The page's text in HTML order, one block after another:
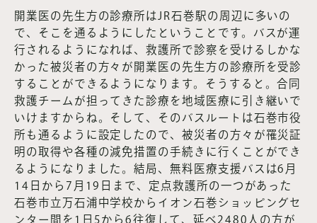
開業医の先生方の診療所はJR石巻駅の周辺に多いの
で、そこを通るようにしたということです。バスが運
行されるようになれば、救護所で診察を受けるしかな
かった被災者の方々が開業医の先生方の診療所を受診
することができるようになります。そうすると。合同
救護チームが担ってきた診療を地域医療に引き継いで
いけますからね。そして、そのバスルートは石巻市役
所も通るように設定したので、被災者の方々が罹災証
明の取得や各種の減免措置の手続きに行くことができ
るようになりました。結局、無料医療支援バスは6月
14日から7月19日まで、定点救護所の一つがあった
石巻市立万石浦中学校からイオン石巻ショッピングセ
ンター間を1日5から6往復して、延べ2480人の方が